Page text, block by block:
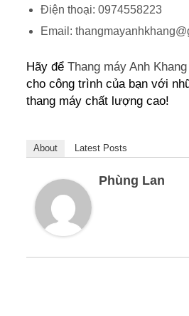
Điện thoại: 0974558223
Email:
Hãy đểThang máy Anh Khang
cho công trình của bạn với
thang máy chất lượng cao!
About Latest Posts
Phùng Lan